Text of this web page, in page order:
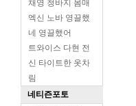
채영 청바지 몸매
엑신 노바 영끌했
네 영끌했어
트와이스 다현 전
신 타이트한 옷차
림
네티즌포토